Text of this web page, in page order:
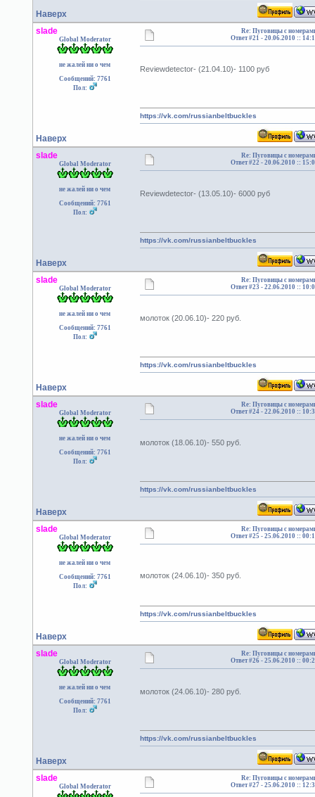
Наверх
slade
Global Moderator
не жалей ни о чем
Сообщений: 7761
Пол:
Re: Пуговицы с
Ответ #21 - 20.06.2010 ::
Reviewdetector- (21.04.10)- 1100 руб
Наверх
https://vk.com/russianbeltbuckles
slade
Global Moderator
не жалей ни о чем
Сообщений: 7761
Пол:
Re: Пуговицы с
Ответ #22 - 20.06.2010 ::
Reviewdetector- (13.05.10)- 6000 руб
Наверх
https://vk.com/russianbeltbuckles
slade
Global Moderator
не жалей ни о чем
Сообщений: 7761
Пол:
Re: Пуговицы с
Ответ #23 - 22.06.2010 ::
молоток (20.06.10)- 220 руб.
Наверх
https://vk.com/russianbeltbuckles
slade
Global Moderator
не жалей ни о чем
Сообщений: 7761
Пол:
Re: Пуговицы с
Ответ #24 - 22.06.2010 ::
молоток (18.06.10)- 550 руб.
Наверх
https://vk.com/russianbeltbuckles
slade
Global Moderator
не жалей ни о чем
Сообщений: 7761
Пол:
Re: Пуговицы с
Ответ #25 - 25.06.2010 ::
молоток (24.06.10)- 350 руб.
Наверх
https://vk.com/russianbeltbuckles
slade
Global Moderator
не жалей ни о чем
Сообщений: 7761
Пол:
Re: Пуговицы с
Ответ #26 - 25.06.2010 ::
молоток (24.06.10)- 280 руб.
Наверх
https://vk.com/russianbeltbuckles
slade
Global Moderator
Re: Пуговицы с
Ответ #27 - 25.06.2010 ::